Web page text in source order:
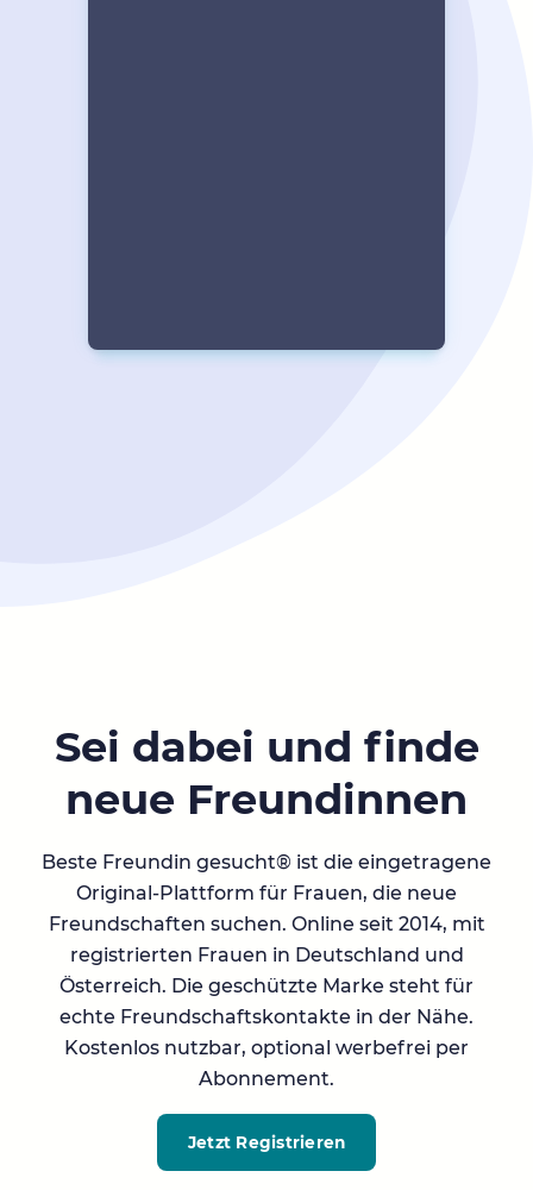
Sei dabei und finde
neue Freundinnen
Beste Freundin gesucht® ist die eingetragene
Original-Plattform für Frauen, die neue
Freundschaften suchen. Online seit 2014, mit
registrierten Frauen in Deutschland und
Österreich. Die geschützte Marke steht für
echte Freundschaftskontakte in der Nähe.
Kostenlos nutzbar, optional werbefrei per
Abonnement.
Jetzt Registrieren